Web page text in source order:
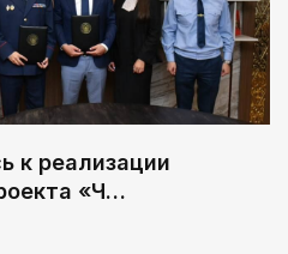
к реализации
«Ч…